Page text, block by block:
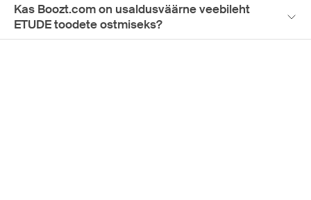
Kas Boozt.com on usaldusväärne veebileht
ETUDE toodete ostmiseks?